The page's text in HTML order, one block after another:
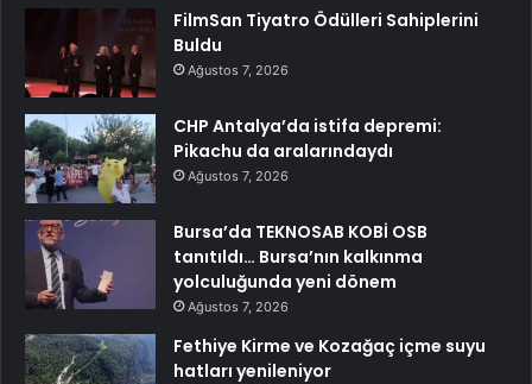
FilmSan Tiyatro Ödülleri Sahiplerini
Buldu
Ağustos 7, 2026
CHP Antalya’da istifa depremi:
Pikachu da aralarındaydı
Ağustos 7, 2026
Bursa’da TEKNOSAB KOBİ OSB
tanıtıldı… Bursa’nın kalkınma
yolculuğunda yeni dönem
Ağustos 7, 2026
Fethiye Kirme ve Kozağaç içme suyu
hatları yenileniyor